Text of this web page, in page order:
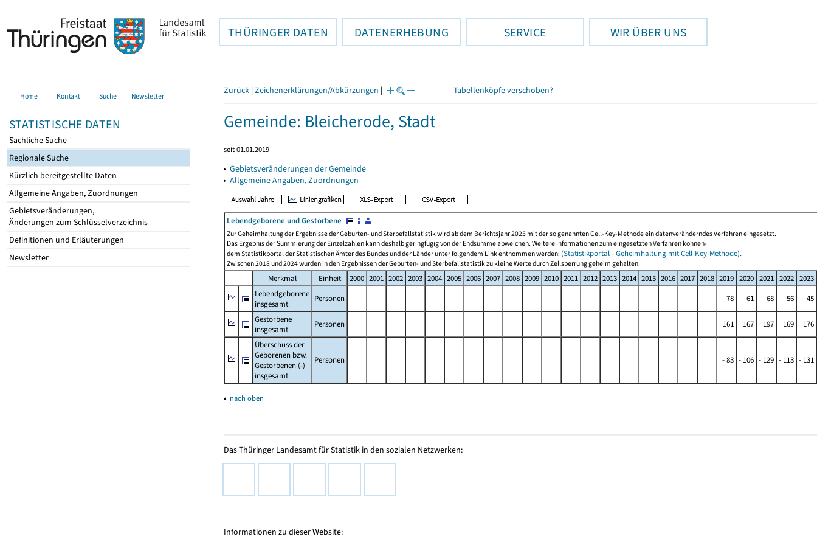
THÜRINGER DATEN DATENERHEBUNG SERVICE WIR ÜBER UNS
Home Kontakt Suche Newsletter
STATISTISCHE DATEN
Sachliche Suche
Regionale Suche
Kürzlich bereitgestellte Daten
Allgemeine Angaben, Zuordnungen
Gebietsveränderungen,
Änderungen zum Schlüsselverzeichnis
Definitionen und Erläuterungen
Newsletter
Zurück | Zeichenerklärungen/Abkürzungen | Tabellenköpfe verschoben?
Gemeinde: Bleicherode, Stadt
seit 01.01.2019
▸ Gebietsveränderungen der Gemeinde
▸ Allgemeine Angaben, Zuordnungen
Lebendgeborene und Gestorbene
Zur Geheimhaltung der Ergebnisse der Geburten- und Sterbefallstatistik wird ab dem Berichtsjahr 2025 mit der so genannten Cell-Key-Methode ein datenveränderndes Verfahren eingesetzt.
Das Ergebnis der Summierung der Einzelzahlen kann deshalb geringfügig von der Endsumme abweichen. Weitere Informationen zum eingesetzten Verfahren können-
dem Statistikportal der Statistischen Ämter des Bundes und der Länder unter folgendem Link entnommen werden: (Statistikportal - Geheimhaltung mit Cell-Key-Methode).
Zwischen 2018 und 2024 wurden in den Ergebnissen der Geburten- und Sterbefallstatistik zu kleine Werte durch Zellsperrung geheim gehalten.
Merkmal Einheit 2000 2001 2002 2003 2004 2005 2006 2007 2008 2009 2010 2011 2012 2013 2014 2015 2016 2017 2018 2019 2020 2021 2022 2023
Lebendgeborene
insgesamt
Personen 78 61 68 56
45
Gestorbene
insgesamt
Personen 161 167 197 169
176
Überschuss der
Geborenen bzw.
Gestorbenen (-)
insgesamt
Personen - 83 - 106 - 129 - 113 - 131
▴ nach oben
Das Thüringer Landesamt für Statistik in den sozialen Netzwerken:
Informationen zu dieser Website: